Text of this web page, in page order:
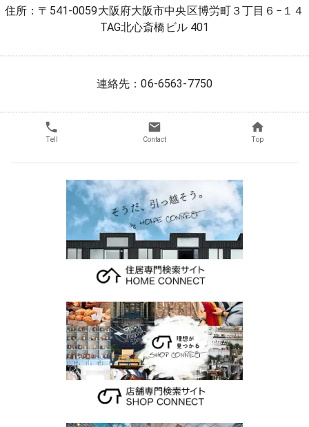
住所：〒541-0059大阪府大阪市中央区博労町３丁目６−１４
TAG北心斎橋ビル 401
連絡先：06-6563-7750
Tell Contact Top